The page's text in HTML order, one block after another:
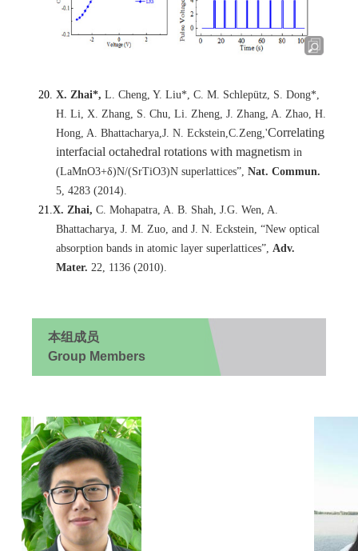
X. Zhai*, L. Cheng, Y. Liu*, C. M. Schleputz, S. Dong*,
H. Li, X. Zhang, S. Chu, Li. Zheng, J. Zhang, A. Zhao, H.
Hong, A. Bhattacharya,J. N. Eckstein,C.Zeng, 'Correlating
interfacial octahedral rotations with magnetism in
(LaMnO3+δ)N/(SrTiO3)N superlattices”, Nat. Commun.
5, 4283 (2014).
X. Zhai, C. Mohapatra, A. B. Shah, J.G. Wen, A.
Bhattacharya, J. M. Zuo, and J. N. Eckstein, “New optical
absorption bands in atomic layer superlattices”, Adv.
Mater. 22, 1136 (2010).
本组成员
Group Members